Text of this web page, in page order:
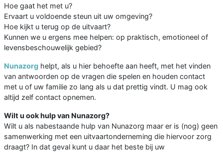
Hoe gaat het met u?
Ervaart u voldoende steun uit uw omgeving?
Hoe kijkt u terug op de uitvaart?
Kunnen we u ergens mee helpen: op praktisch, emotioneel of
levensbeschouwelijk gebied?
Nunazorg helpt, als u hier behoefte aan heeft, met het vinden
van antwoorden op de vragen die spelen en houden contact
met u of uw familie zo lang als u dat prettig vindt. U mag ook
altijd zelf contact opnemen.
Wilt u ook hulp van Nunazorg?
Wilt u als nabestaande hulp van Nunazorg maar er is (nog) geen
samenwerking met een uitvaartonderneming die hiervoor zorg
draagt? In dat geval kunt u daar het beste bij uw